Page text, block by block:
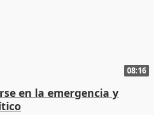
08:16
en la emergencia y